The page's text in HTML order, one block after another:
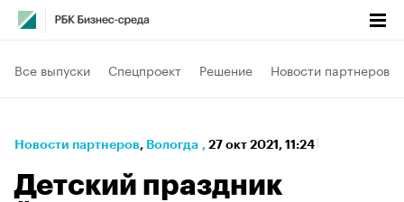
Все выпуски Спецпроект Решение Новости партнеров
Новости партнеров⁠, Вологда , 27 окт 2021, 11:24
Детский праздник